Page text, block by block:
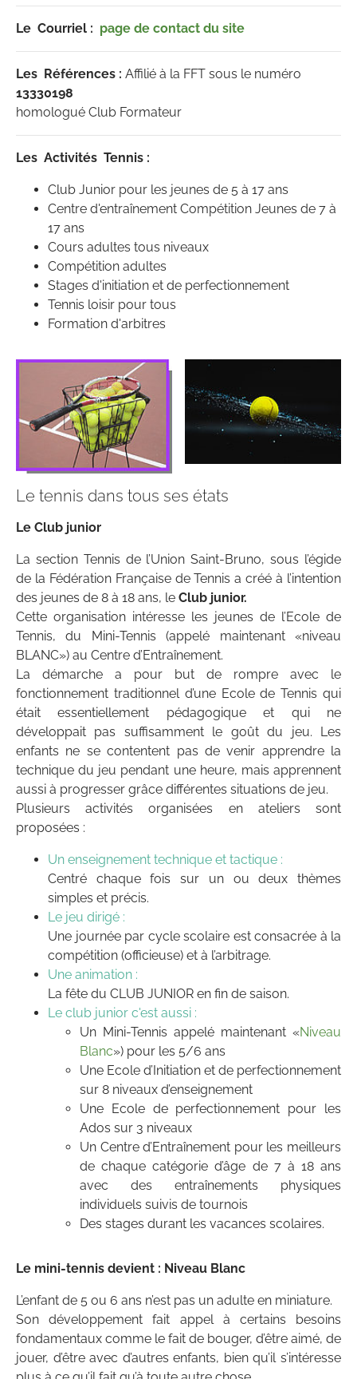
Le Courriel : page de contact du site
Les Références : Affilié à la FFT sous le numéro
13330198
homologué Club Formateur
Les Activités Tennis :
Club Junior pour les jeunes de 5 à 17 ans
Centre d'entraînement Compétition Jeunes de 7 à
17 ans
Cours adultes tous niveaux
Compétition adultes
Stages d'initiation et de perfectionnement
Tennis loisir pour tous
Formation d'arbitres
Le tennis dans tous ses états
Le Club junior
La section Tennis de l’Union Saint-Bruno, sous l’égide
de la Fédération Française de Tennis a créé à l’intention
des jeunes de 8 à 18 ans, le Club junior.
Cette organisation intéresse les jeunes de l’Ecole de
Tennis, du Mini-Tennis (appelé maintenant «niveau
BLANC») au Centre d’Entraînement.
La démarche a pour but de rompre avec le
fonctionnement traditionnel d’une Ecole de Tennis qui
était essentiellement pédagogique et qui ne
développait pas suffisamment le goût du jeu. Les
enfants ne se contentent pas de venir apprendre la
technique du jeu pendant une heure, mais apprennent
aussi à progresser grâce différentes situations de jeu.
Plusieurs activités organisées en ateliers sont
proposées :
Un enseignement technique et tactique :
Centré chaque fois sur un ou deux thèmes
simples et précis.
Le jeu dirigé :
Une journée par cycle scolaire est consacrée à la
compétition (officieuse) et à l’arbitrage.
Une animation :
La fête du CLUB JUNIOR en fin de saison.
Le club junior c'est aussi :
Un Mini-Tennis appelé maintenant «Niveau
Blanc») pour les 5/6 ans
Une Ecole d’Initiation et de perfectionnement
sur 8 niveaux d’enseignement
Une Ecole de perfectionnement pour les
Ados sur 3 niveaux
Un Centre d’Entraînement pour les meilleurs
de chaque catégorie d’âge de 7 à 18 ans
avec des entraînements physiques
individuels suivis de tournois
Des stages durant les vacances scolaires.
Le mini-tennis devient : Niveau Blanc
L’enfant de 5 ou 6 ans n’est pas un adulte en miniature.
Son développement fait appel à certains besoins
fondamentaux comme le fait de bouger, d’être aimé, de
jouer, d’être avec d’autres enfants, bien qu’il s’intéresse